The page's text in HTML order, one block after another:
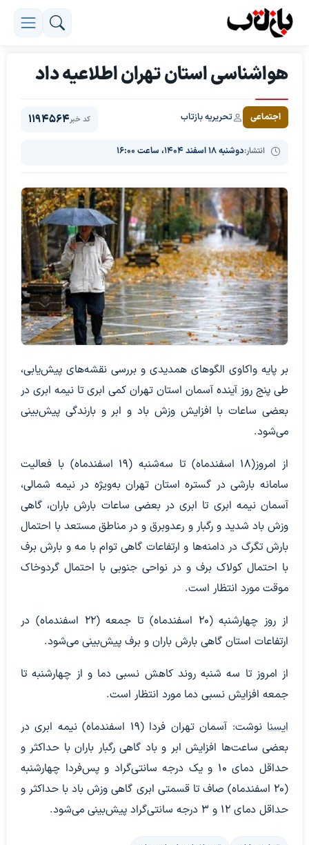
هواشناسی استان تهران اطلاعیه داد
اجتماعی تحریریه بازتاب
انتشار:دوشنبه ۱۸ اسفند ۱۴۰۴، ساعت ۱۶:۰۰
کد خبر1194564
بر پایه واکاوی الگوهای همدیدی و بررسی نقشه‌های پیش‌یابی،
طی پنج روز آینده آسمان استان تهران کمی ابری تا نیمه ابری در
بعضی ساعات با افزایش وزش باد و ابر و بارندگی پیش‌بینی
می‌شود.
از امروز(۱۸ اسفندماه) تا سه‌شنبه (۱۹ اسفندماه) با فعالیت
سامانه بارشی در گستره استان تهران به‌ویژه در نیمه شمالی،
آسمان نیمه ابری تا ابری در بعضی ساعات بارش باران، گاهی
وزش باد شدید و رگبار و رعدوبرق و در مناطق مستعد با احتمال
بارش تگرگ در دامنه‌ها و ارتفاعات گاهی توام با مه و بارش برف
با احتمال کولاک برف و در نواحی جنوبی با احتمال گردوخاک
موقت مورد انتظار است.
از روز چهارشنبه (۲۰ اسفندماه) تا جمعه (۲۲ اسفندماه) در
ارتفاعات استان گاهی بارش باران و برف پیش‌بینی می‌شود.
از امروز تا سه شنبه روند کاهش نسبی دما و از چهارشنبه تا
جمعه افزایش نسبی دما مورد انتظار است.
ایسنا
نوشت: آسمان تهران فردا (۱۹ اسفندماه) نیمه ابری در
بعضی ساعت‌ها افزایش ابر و باد گاهی رگبار باران با حداکثر و
حداقل دمای ۱۰ و یک درجه سانتی‌گراد و پس‌فردا چهارشنبه
(۲۰ اسفندماه) صاف تا قسمتی ابری گاهی وزش باد با حداکثر و
حداقل دمای ۱۲ و ۳ درجه سانتی‌گراد پیش‌بینی می‌شود.